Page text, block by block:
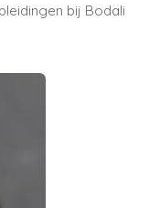
bij Bodali